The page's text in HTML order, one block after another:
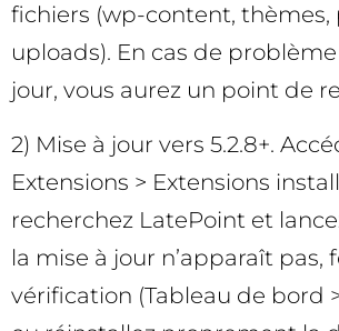
fichiers (wp-content, thèmes,
uploads). En cas de
jour, vous aurez un point de
2) Mise à jour vers 5.2.8+.
Extensions > Extensions
recherchez LatePoint et
la mise à jour n’apparaît pas,
vérification (Tableau de bord